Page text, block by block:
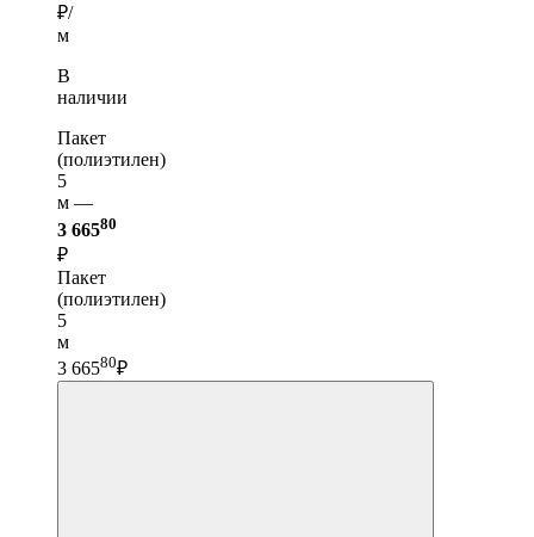
₽/
м
В
наличии
Пакет
(полиэтилен)
5
м —
3 66580
₽
Пакет
(полиэтилен)
5
м
3 66580₽